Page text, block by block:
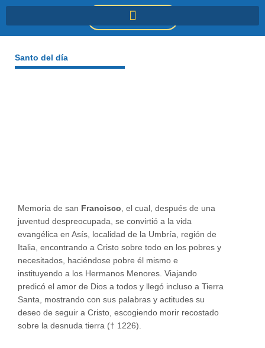
DONACIONES
Santo del día
Memoria de san Francisco, el cual, después de una
juventud despreocupada, se convirtió a la vida
evangélica en Asís, localidad de la Umbría, región de
Italia, encontrando a Cristo sobre todo en los pobres y
necesitados, haciéndose pobre él mismo e
instituyendo a los Hermanos Menores. Viajando
predicó el amor de Dios a todos y llegó incluso a Tierra
Santa, mostrando con sus palabras y actitudes su
deseo de seguir a Cristo, escogiendo morir recostado
sobre la desnuda tierra († 1226).